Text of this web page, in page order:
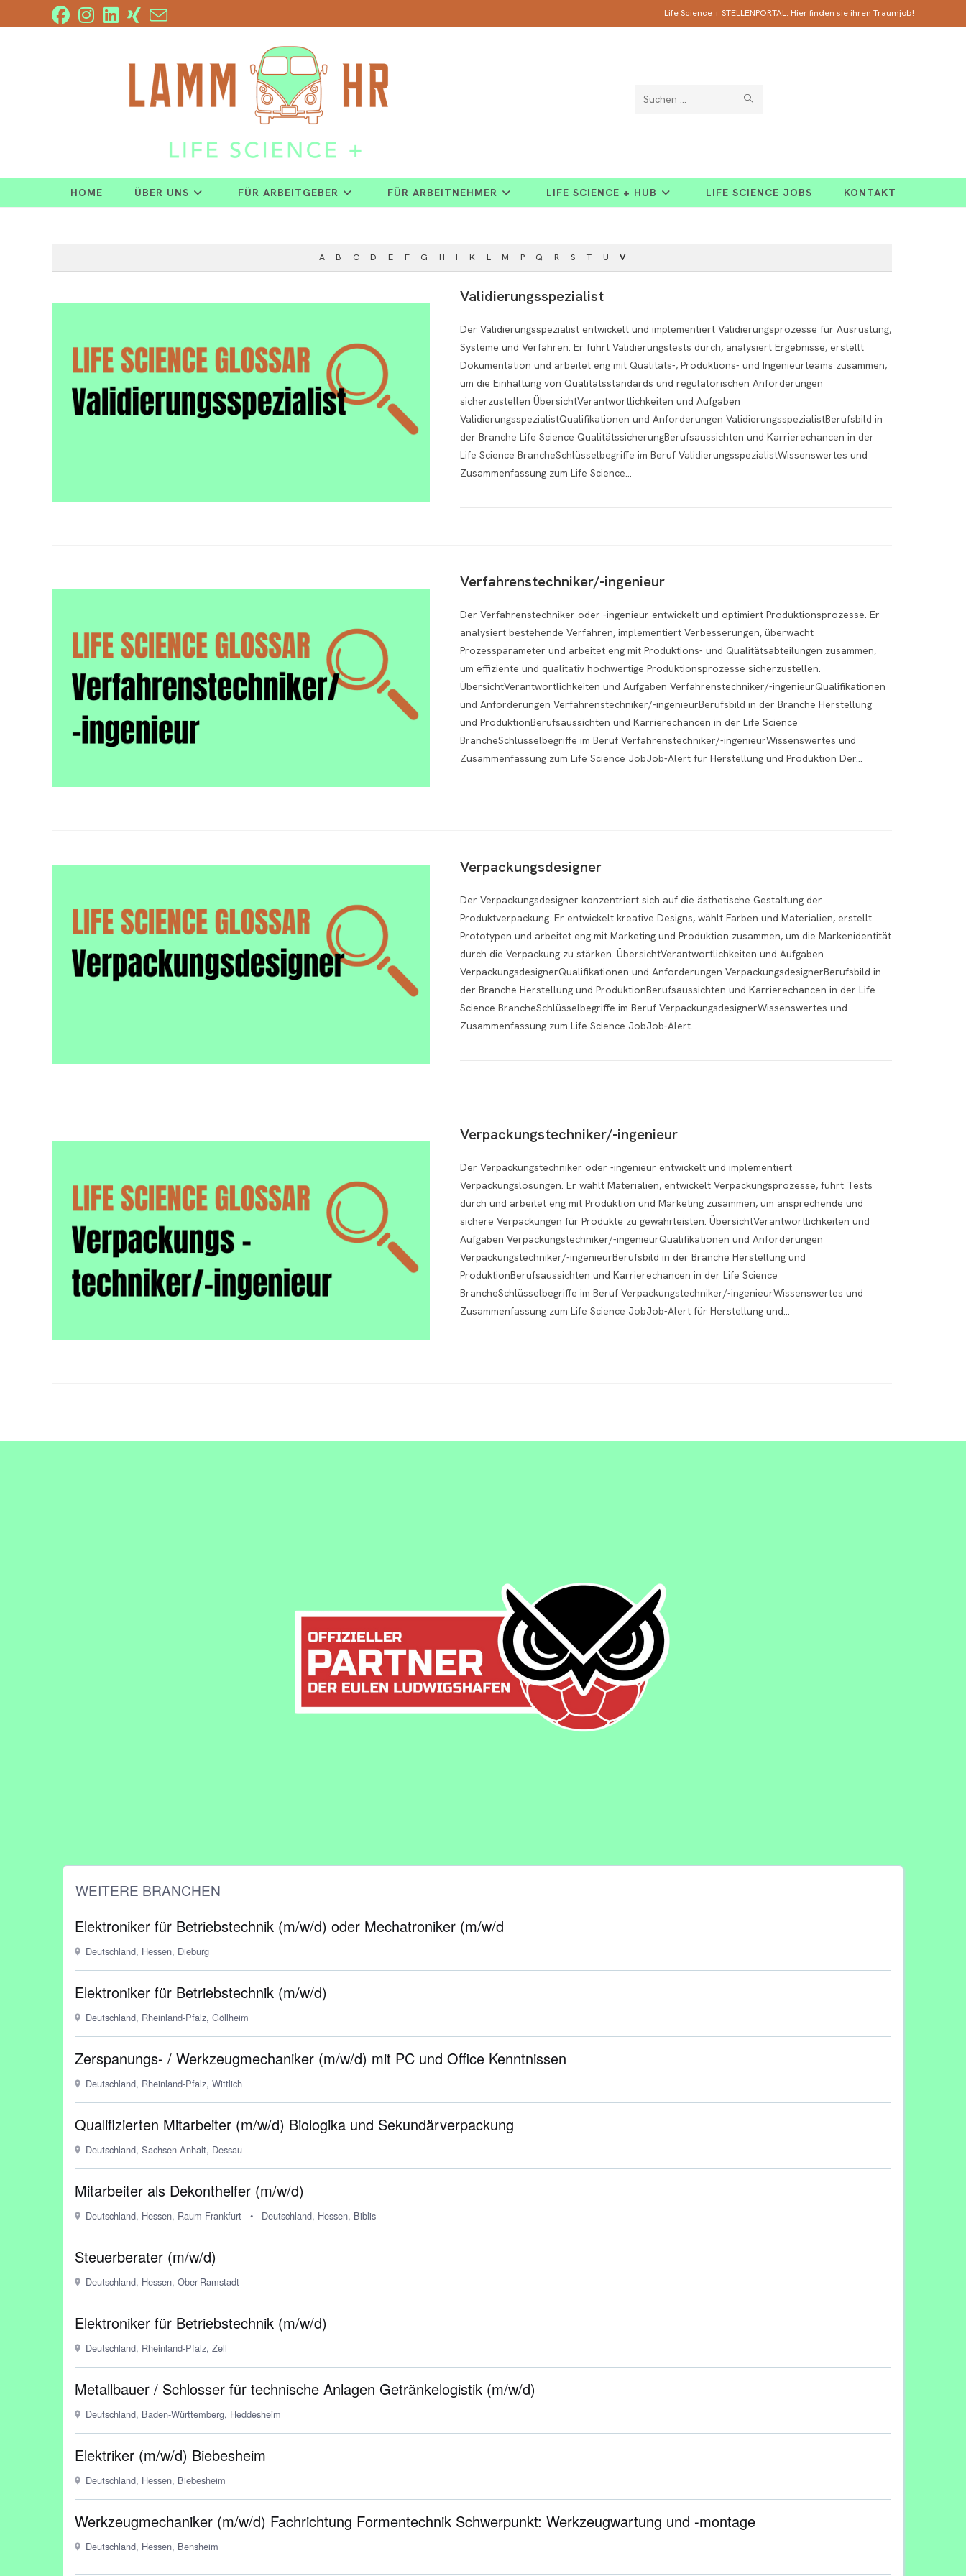
Inhalt
Life Science + STELLENPORTAL: Hier finden sie ihren Traumjob!
Diese
HOME ÜBER UNS FÜR ARBEITGEBER FÜR ARBEITNEHMER LIFE SCIENCE + HUB LIFE SCIENCE JOBS KONTAKT
A B C D E F G H I K L M P Q R S T U V
Validierungsspezialist
Der Validierungsspezialist entwickelt und implementiert Validierungsprozesse für Ausrüstung,
Systeme und Verfahren. Er führt Validierungstests durch, analysiert Ergebnisse, erstellt
Dokumentation und arbeitet eng mit Qualitäts-, Produktions- und Ingenieurteams zusammen,
um die Einhaltung von Qualitätsstandards und regulatorischen Anforderungen
sicherzustellen ÜbersichtVerantwortlichkeiten und Aufgaben
ValidierungsspezialistQualifikationen und Anforderungen ValidierungsspezialistBerufsbild in
der Branche Life Science QualitätssicherungBerufsaussichten und Karrierechancen in der
Life Science BrancheSchlüsselbegriffe im Beruf ValidierungsspezialistWissenswertes und
Zusammenfassung zum Life Science…
Verfahrenstechniker/-ingenieur
Der Verfahrenstechniker oder -ingenieur entwickelt und optimiert Produktionsprozesse. Er
analysiert bestehende Verfahren, implementiert Verbesserungen, überwacht
Prozessparameter und arbeitet eng mit Produktions- und Qualitätsabteilungen zusammen,
um effiziente und qualitativ hochwertige Produktionsprozesse sicherzustellen.
ÜbersichtVerantwortlichkeiten und Aufgaben Verfahrenstechniker/-ingenieurQualifikationen
und Anforderungen Verfahrenstechniker/-ingenieurBerufsbild in der Branche Herstellung
und ProduktionBerufsaussichten und Karrierechancen in der Life Science
BrancheSchlüsselbegriffe im Beruf Verfahrenstechniker/-ingenieurWissenswertes und
Zusammenfassung zum Life Science JobJob-Alert für Herstellung und Produktion Der…
Verpackungsdesigner
Der Verpackungsdesigner konzentriert sich auf die ästhetische Gestaltung der
Produktverpackung. Er entwickelt kreative Designs, wählt Farben und Materialien, erstellt
Prototypen und arbeitet eng mit Marketing und Produktion zusammen, um die Markenidentität
durch die Verpackung zu stärken. ÜbersichtVerantwortlichkeiten und Aufgaben
VerpackungsdesignerQualifikationen und Anforderungen VerpackungsdesignerBerufsbild in
der Branche Herstellung und ProduktionBerufsaussichten und Karrierechancen in der Life
Science BrancheSchlüsselbegriffe im Beruf VerpackungsdesignerWissenswertes und
Zusammenfassung zum Life Science JobJob-Alert…
Verpackungstechniker/-ingenieur
Der Verpackungstechniker oder -ingenieur entwickelt und implementiert
Verpackungslösungen. Er wählt Materialien, entwickelt Verpackungsprozesse, führt Tests
durch und arbeitet eng mit Produktion und Marketing zusammen, um ansprechende und
sichere Verpackungen für Produkte zu gewährleisten. ÜbersichtVerantwortlichkeiten und
Aufgaben Verpackungstechniker/-ingenieurQualifikationen und Anforderungen
Verpackungstechniker/-ingenieurBerufsbild in der Branche Herstellung und
ProduktionBerufsaussichten und Karrierechancen in der Life Science
BrancheSchlüsselbegriffe im Beruf Verpackungstechniker/-ingenieurWissenswertes und
Zusammenfassung zum Life Science JobJob-Alert für Herstellung und…
WEITERE BRANCHEN
Elektroniker für Betriebstechnik (m/w/d) oder Mechatroniker (m/w/d
Deutschland, Hessen, Dieburg
Elektroniker für Betriebstechnik (m/w/d)
Deutschland, Rheinland-Pfalz, Göllheim
Zerspanungs- / Werkzeugmechaniker (m/w/d) mit PC und Office Kenntnissen
Deutschland, Rheinland-Pfalz, Wittlich
Qualifizierten Mitarbeiter (m/w/d) Biologika und Sekundärverpackung
Deutschland, Sachsen-Anhalt, Dessau
Mitarbeiter als Dekonthelfer (m/w/d)
Deutschland, Hessen, Raum Frankfurt • Deutschland, Hessen, Biblis
Steuerberater (m/w/d)
Deutschland, Hessen, Ober-Ramstadt
Elektroniker für Betriebstechnik (m/w/d)
Deutschland, Rheinland-Pfalz, Zell
Metallbauer / Schlosser für technische Anlagen Getränkelogistik (m/w/d)
Deutschland, Baden-Württemberg, Heddesheim
Elektriker (m/w/d) Biebesheim
Deutschland, Hessen, Biebesheim
Werkzeugmechaniker (m/w/d) Fachrichtung Formentechnik Schwerpunkt: Werkzeugwartung und -montage
Deutschland, Hessen, Bensheim